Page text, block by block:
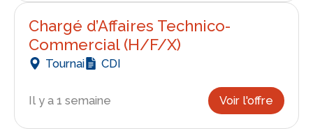
Chargé d’Affaires Technico-
Commercial (H/F/X)
Tournai CDI
Il y a 1 semaine Voir l'offre